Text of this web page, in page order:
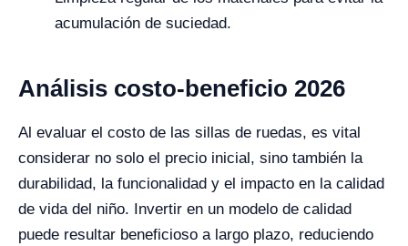
acumulación de suciedad.
Análisis costo-beneficio 2026
Al evaluar el costo de las sillas de ruedas, es vital
considerar no solo el precio inicial, sino también la
durabilidad, la funcionalidad y el impacto en la calidad
de vida del niño. Invertir en un modelo de calidad
puede resultar beneficioso a largo plazo, reduciendo